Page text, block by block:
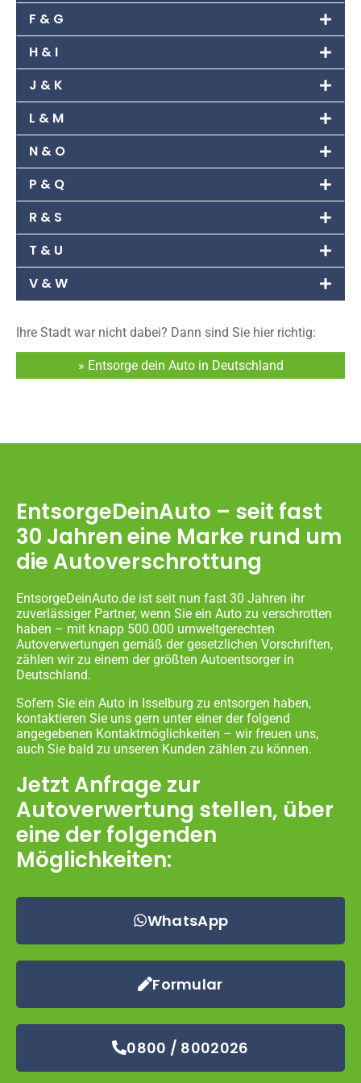
F & G
H & I
J & K
L & M
N & O
P & Q
R & S
T & U
V & W
Ihre Stadt war nicht dabei? Dann sind Sie hier richtig:
» Entsorge dein Auto in Deutschland
EntsorgeDeinAuto – seit fast
30 Jahren eine Marke rund um
die Autoverschrottung
EntsorgeDeinAuto.de ist seit nun fast 30 Jahren ihr
zuverlässiger Partner, wenn Sie ein Auto zu verschrotten
haben – mit knapp 500.000 umweltgerechten
Autoverwertungen gemäß der gesetzlichen Vorschriften,
zählen wir zu einem der größten Autoentsorger in
Deutschland.
Sofern Sie ein Auto in Isselburg zu entsorgen haben,
kontaktieren Sie uns gern unter einer der folgend
angegebenen Kontaktmöglichkeiten – wir freuen uns,
auch Sie bald zu unseren Kunden zählen zu können.
Jetzt Anfrage zur
Autoverwertung stellen, über
eine der folgenden
Möglichkeiten:
WhatsApp
Formular
0800 / 8002026